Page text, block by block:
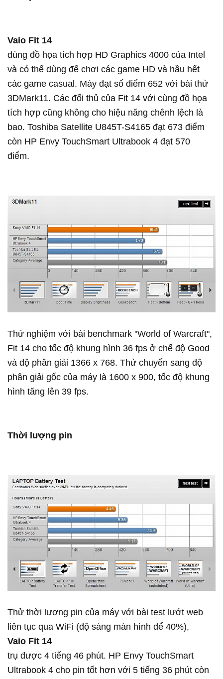
Vaio Fit 14
dùng đồ họa tích hợp HD Graphics 4000 của Intel
và có thể dùng để chơi các game HD và hầu hết
các game casual. Máy đạt số điểm 652 với bài thử
3DMark11. Các đối thủ của Fit 14 với cùng đồ họa
tích hợp cũng không cho hiệu năng chênh lệch là
bao. Toshiba Satellite U845T-S4165 đạt 673 điểm
còn HP Envy TouchSmart Ultrabook 4 đạt 570
điểm.
Thử nghiệm với bài benchmark "World of Warcraft",
Fit 14 cho tốc độ khung hình 36 fps ở chế độ Good
và độ phân giải 1366 x 768. Thử chuyển sang độ
phân giải gốc của máy là 1600 x 900, tốc độ khung
hình tăng lên 39 fps.
Thời lượng pin
Thử thời lương pin của máy với bài test lướt web
liên tục qua WiFi (độ sáng màn hình để 40%),
Vaio Fit 14
trụ được 4 tiếng 46 phút. HP Envy TouchSmart
Ultrabook 4 cho pin tốt hơn với 5 tiếng 36 phút còn